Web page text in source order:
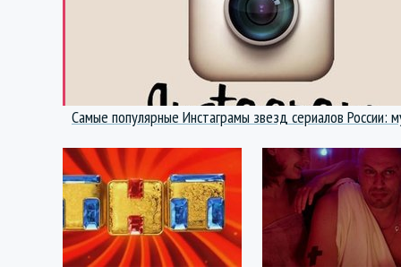
Самые популярные Инстаграмы звезд сериалов России: